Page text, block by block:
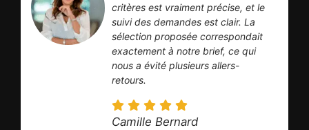
critères est vraiment précise, et le
suivi des demandes est clair. La
sélection proposée correspondait
exactement à notre brief, ce qui
nous a évité plusieurs allers-
retours.
Camille Bernard